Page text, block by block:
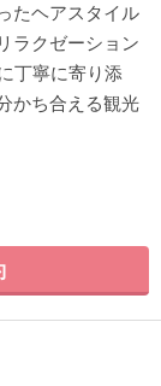
たヘアスタイル
ラクゼーション
丁寧に寄り添
かち合える観光